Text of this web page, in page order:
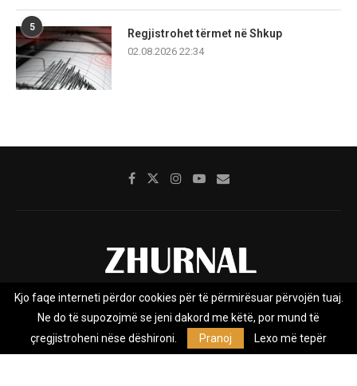
5
Regjistrohet tërmet në Shkup
02.08.2026 22:34
Rreth nesh Impresumi Marketing
Privacy Policy
Zhurnal.mk është Agjenci e Lajmeve e pavarur, e themeluar në vitin
Kjo faqe interneti përdor cookies për të përmirësuar përvojën tuaj.
Ne do të supozojmë se jeni dakord me këtë, por mund të
çregjistroheni nëse dëshironi.
Pranoj Lexo më tepër